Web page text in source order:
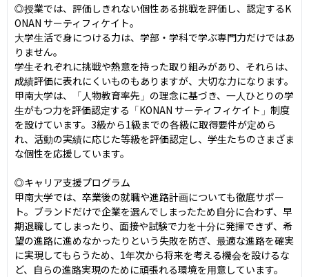
◎授業では、評価しきれない個性ある挑戦を評価し、認定するK
ONAN サーティフィケイト。
大学生活で身につける力は、学部・学科で学ぶ専門力だけではあ
りません。
学生それぞれに挑戦や熱意を持った取り組みがあり、それらは、
成績評価に表れにくいものもありますが、大切な力になります。
甲南大学は、「人物教育率先」の理念に基づき、一人ひとりの学
生がもつ力を評価認定する「KONAN サーティフィケイト」制度
を設けています。3級から1級までの各級に取得要件が定めら
れ、活動の実績に応じた等級を評価認定し、学生たちのさまざま
な個性を応援しています。
◎キャリア支援プログラム
甲南大学では、卒業後の就職や進路計画についても徹底サポー
ト。ブランドだけで企業を選んでしまったため自分に合わず、早
期退職してしまったり、面接や試験で力を十分に発揮できず、希
望の進路に進めなかったりという失敗を防ぎ、最適な進路を確実
に実現してもらうため、1年次から将来を考える機会を設けるな
ど、自らの進路実現のために頑張れる環境を用意しています。